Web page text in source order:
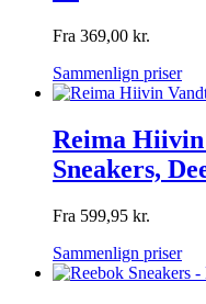
Fra 369,00 kr.
Sammenlign priser
Reima
Sneakers,
Fra 599,95 kr.
Sammenlign priser